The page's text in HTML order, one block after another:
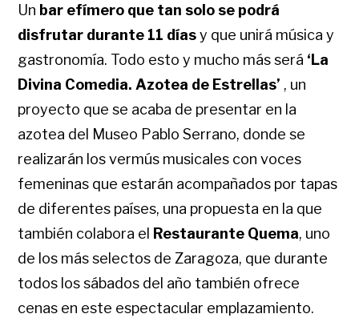
Un bar efímero que tan solo se podrá
disfrutar durante 11 díasy que unirá música y
gastronomía. Todo esto y mucho más será ‘La
Divina Comedia. Azotea de Estrellas’ , un
proyecto que se acaba de presentar en la
azotea del Museo Pablo Serrano, donde se
realizarán los vermús musicales con voces
femeninas que estarán acompañados por tapas
de diferentes países, una propuesta en la que
también colabora el Restaurante Quema, uno
de los más selectos de Zaragoza, que durante
todos los sábados del año también ofrece
cenas en este espectacular emplazamiento.